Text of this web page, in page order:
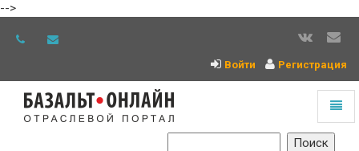
-->
Войти Регистрация